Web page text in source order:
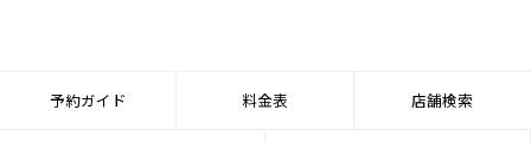
予約ガイド 料金表 店舗検索